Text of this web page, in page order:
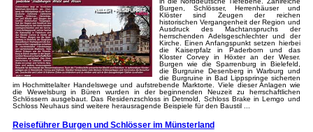
Burgen, Schlösser, Herrenhäuser und
Klöster sind Zeugen der reichen
historischen Vergangenheit der Region und
Ausdruck des Machtanspruchs der
herrschenden Adelsgeschlechter und der
Kirche. Einen Anfangspunkt setzen hierbei
die Kaiserpfalz in Paderborn und das
Kloster Corvey in Höxter an der Weser.
Burgen wie die Sparrenburg in Bielefeld,
die Burgruine Desenberg in Warburg und
die Burgruine in Bad Lippspringe sicherten
im Hochmittelalter Handelswege und aufstrebende Marktorte. Viele dieser Anlagen wie
die Wewelsburg in Büren wurden in der beginnenden Neuzeit zu herrschaftlichen
Schlössern ausgebaut. Das Residenzschloss in Detmold, Schloss Brake in Lemgo und
Schloss Neuhaus sind weitere herausragende Beispiele für den Baustil ...
Reiseführer Burgen und Schlösser im Münsterland